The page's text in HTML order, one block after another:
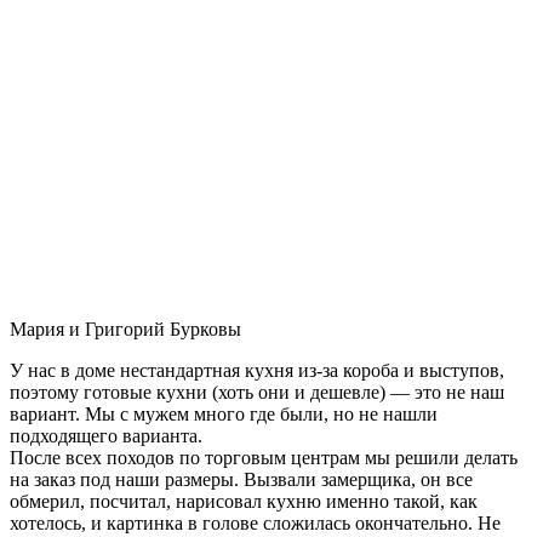
Мария и Григорий Бурковы
У нас в доме нестандартная кухня из-за короба и выступов,
поэтому готовые кухни (хоть они и дешевле) — это не наш
вариант. Мы с мужем много где были, но не нашли
подходящего варианта.
После всех походов по торговым центрам мы решили делать
на заказ под наши размеры. Вызвали замерщика, он все
обмерил, посчитал, нарисовал кухню именно такой, как
хотелось, и картинка в голове сложилась окончательно. Не